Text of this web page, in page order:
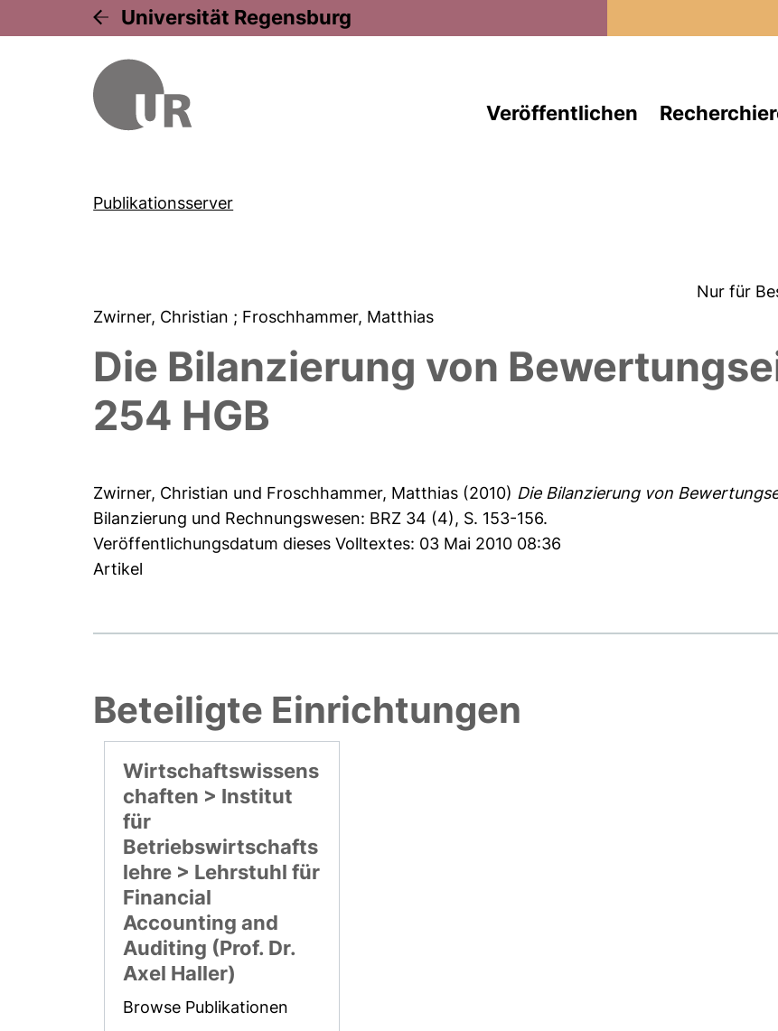
Universität Regensburg
Veröffentlichen
Publikationsserver
Nur für
Zwirner, Christian ; Froschhammer, Matthias
Die Bilanzierung von
254 HGB
Zwirner, Christian und Froschhammer, Matthias (2010) Die Bilanzierung von
Bilanzierung und Rechnungswesen: BRZ 34 (4), S. 153-156.
Veröffentlichungsdatum dieses Volltextes: 03 Mai 2010 08:36
Artikel
Beteiligte Einrichtungen
Wirtschaftswissens
chaften > Institut
für
Betriebswirtschafts
lehre > Lehrstuhl für
Financial
Accounting and
Auditing (Prof. Dr.
Axel Haller)
Browse Publikationen